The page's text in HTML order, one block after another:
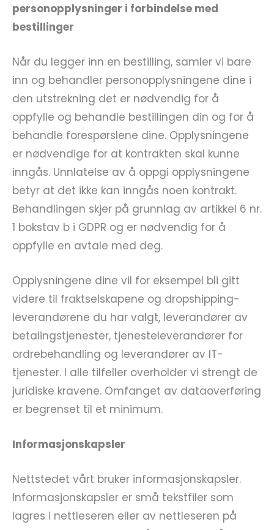
personopplysninger i forbindelse med
bestillinger
Når du legger inn en bestilling, samler vi bare
inn og behandler personopplysningene dine i
den utstrekning det er nødvendig for å
oppfylle og behandle bestillingen din og for å
behandle forespørslene dine. Opplysningene
er nødvendige for at kontrakten skal kunne
inngås. Unnlatelse av å oppgi opplysningene
betyr at det ikke kan inngås noen kontrakt.
Behandlingen skjer på grunnlag av artikkel 6 nr.
1 bokstav b i GDPR og er nødvendig for å
oppfylle en avtale med deg.
Opplysningene dine vil for eksempel bli gitt
videre til fraktselskapene og dropshipping-
leverandørene du har valgt, leverandører av
betalingstjenester, tjenesteleverandører for
ordrebehandling og leverandører av IT-
tjenester. I alle tilfeller overholder vi strengt de
juridiske kravene. Omfanget av dataoverføring
er begrenset til et minimum.
Informasjonskapsler
Nettstedet vårt bruker informasjonskapsler.
Informasjonskapsler er små tekstfiler som
lagres i nettleseren eller av nettleseren på